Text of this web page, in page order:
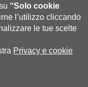
“Solo cookie
l’utilizzo cliccando
le tue scelte
Privacy e cookie